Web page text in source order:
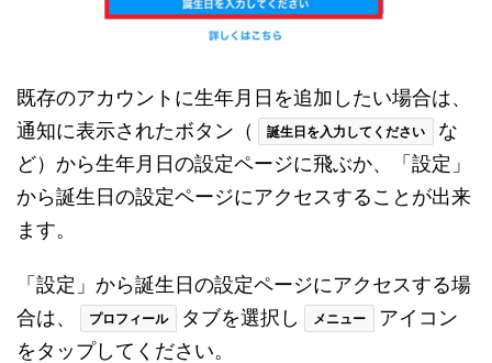
既存のアカウントに生年月日を追加したい場合は、
通知に表示されたボタン（
誕生日を入力してください
な
ど）から生年月日の設定ページに飛ぶか、「設定」
から誕生日の設定ページにアクセスすることが出来
ます。
「設定」から誕生日の設定ページにアクセスする場
合は、
プロフィール タブを選択し メニュー
アイコン
をタップしてください。